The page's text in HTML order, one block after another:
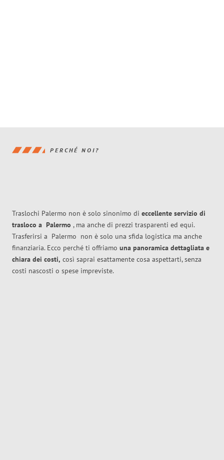
PERCHÉ NOI?
Traslochi Palermo non è solo sinonimo di eccellente servizio di
trasloco a Palermo , ma anche di prezzi trasparenti ed equi.
Trasferirsi a Palermo non è solo una sfida logistica ma anche
finanziaria. Ecco perché ti offriamo una panoramica dettagliata e
chiara dei costi, così saprai esattamente cosa aspettarti, senza
costi nascosti o spese impreviste.